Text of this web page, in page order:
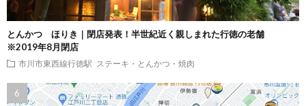
とんかつ ほりき｜閉店発表！半世紀近く親しまれた行徳の老舗
※2019年8月閉店
市川市東西線行徳駅 ステーキ・とんかつ・焼肉